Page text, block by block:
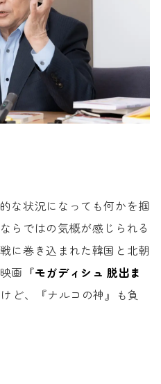
な状況になっても何かを掴
らではの気概が感じられる
に巻き込まれた韓国と北朝
映画『モガディシュ 脱出ま
ど、『ナルコの神』も負